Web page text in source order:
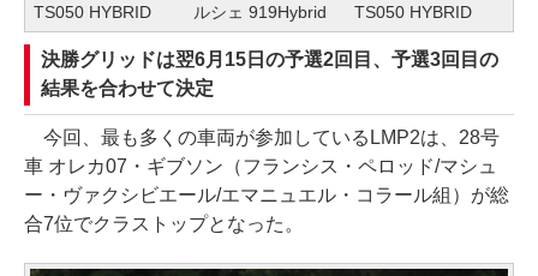
TS050 HYBRID
ルシェ 919Hybrid
TS050 HYBRID
決勝グリッドは翌6月15日の予選2回目、予選3回目の
結果を合わせて決定
今回、最も多くの車両が参加しているLMP2は、28号
車 オレカ07・ギブソン（フランシス・ペロッド/マシュ
ー・ヴァクシビエール/エマニュエル・コラール組）が総
合7位でクラストップとなった。